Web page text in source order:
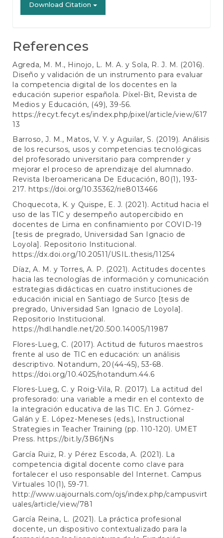
Download Citation
References
Agreda, M. M., Hinojo, L. M. A. y Sola, R. J. M. (2016).
Diseño y validación de un instrumento para evaluar
la competencia digital de los docentes en la
educación superior española. Píxel-Bit, Revista de
Medios y Educación, (49), 39-56.
https://recyt.fecyt.es/index.php/pixel/article/view/617
13
Barroso, J. M., Matos, V. Y. y Aguilar, S. (2019). Análisis
de los recursos, usos y competencias tecnológicas
del profesorado universitario para comprender y
mejorar el proceso de aprendizaje del alumnado.
Revista Iberoamericana De Educación, 80(1), 193-
217. https://doi.org/10.35362/rie8013466
Choquecota, K. y Quispe, E. J. (2021). Actitud hacia el
uso de las TIC y desempeño autopercibido en
docentes de Lima en confinamiento por COVID-19
[tesis de pregrado, Universidad San Ignacio de
Loyola]. Repositorio Institucional.
https://dx.doi.org/10.20511/USIL.thesis/11254
Díaz, A. M. y Torres, A. P. (2021). Actitudes docentes
hacia las tecnologías de información y comunicación
estrategias didácticas en cuatro instituciones de
educación inicial en Santiago de Surco [tesis de
pregrado, Universidad San Ignacio de Loyola].
Repositorio Institucional.
https://hdl.handle.net/20.500.14005/11987
Flores-Lueg, C. (2017). Actitud de futuros maestros
frente al uso de TIC en educación: un análisis
descriptivo. Notandum, 20(44-45), 53-68.
https://doi.org/10.4025/notandum.44.6
Flores-Lueg, C. y Roig-Vila, R. (2017). La actitud del
profesorado: una variable a medir en el contexto de
la integración educativa de las TIC. En J. Gómez-
Galán y E. López-Meneses (eds.), Instructional
Strategies in Teacher Training (pp. 110-120). UMET
Press. https://bit.ly/3B6fjNs
García Ruiz, R. y Pérez Escoda, A. (2021). La
competencia digital docente como clave para
fortalecer el uso responsable del Internet. Campus
Virtuales 10(1), 59-71.
http://www.uajournals.com/ojs/index.php/campusvirt
uales/article/view/781
García Reina, L. (2021). La práctica profesional
docente, un dispositivo contextualizado para la